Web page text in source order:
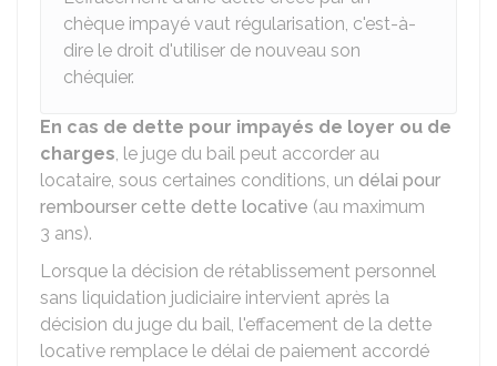
chèque impayé vaut régularisation, c'est-à-
dire le droit d'utiliser de nouveau son
chéquier.
En cas de dette pour impayés de loyer ou de
charges, le juge du bail peut accorder au
locataire, sous certaines conditions, un délai pour
rembourser cette dette locative (au maximum
3 ans).
Lorsque la décision de rétablissement personnel
sans liquidation judiciaire intervient après la
décision du juge du bail, l'effacement de la dette
locative remplace le délai de paiement accordé